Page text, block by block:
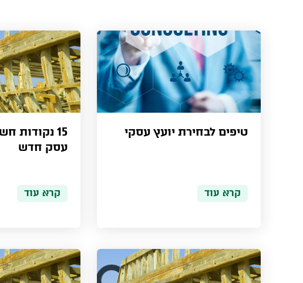
טיפים לבחירת יועץ עסקי
קרא עוד
15 נקודות
עסק חדש
קרא עוד